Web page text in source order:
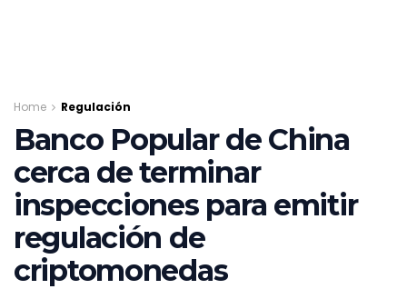
Home Regulación
Banco Popular de China
cerca de terminar
inspecciones para emitir
regulación de
criptomonedas